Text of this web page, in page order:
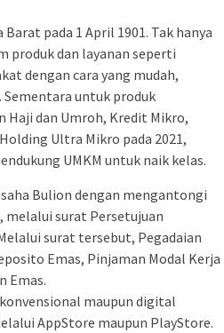
pada 1 April 1901. Tak hanya
produk dan layanan seperti
dengan cara yang mudah,
Sementara untuk produk
Haji dan Umroh, Kredit Mikro,
Ultra Mikro pada 2021,
UMKM untuk naik kelas.
Bulion dengan mengantongi
melalui surat Persetujuan
surat tersebut, Pegadaian
Emas, Pinjaman Modal Kerja
Emas.
maupun digital
AppStore maupun PlayStore.